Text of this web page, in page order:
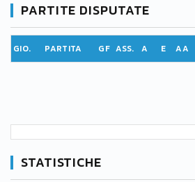
PARTITE DISPUTATE
GIO. PARTITA GF ASS. A E AA
STATISTICHE